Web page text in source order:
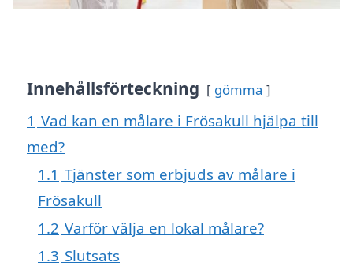
Innehållsförteckning gömma
1 Vad kan en målare i Frösakull hjälpa till
med?
1.1 Tjänster som erbjuds av målare i
Frösakull
1.2 Varför välja en lokal målare?
1.3 Slutsats